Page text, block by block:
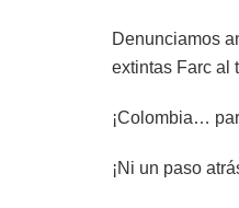
Denunciamos
extintas Farc al
¡Colombia…
¡Ni un paso